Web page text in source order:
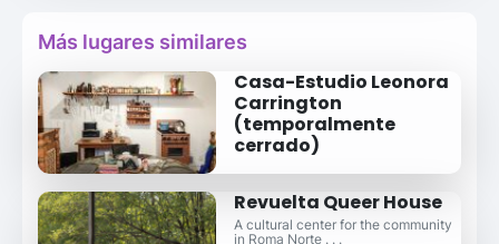
Más lugares similares
Casa-Estudio Leonora
Carrington
(temporalmente
cerrado)
Revuelta Queer House
A cultural center for the community
in Roma Norte . . .